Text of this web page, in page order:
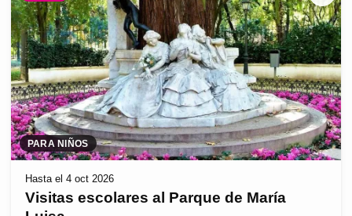
PARA NIÑOS
Hasta el 4 oct 2026
Visitas escolares al Parque de María